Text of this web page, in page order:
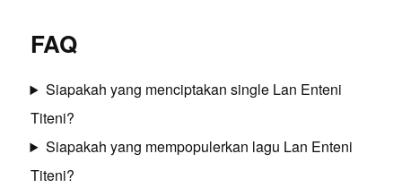
FAQ
Siapakah yang menciptakan single Lan Enteni
Titeni?
Siapakah yang mempopulerkan lagu Lan Enteni
Titeni?